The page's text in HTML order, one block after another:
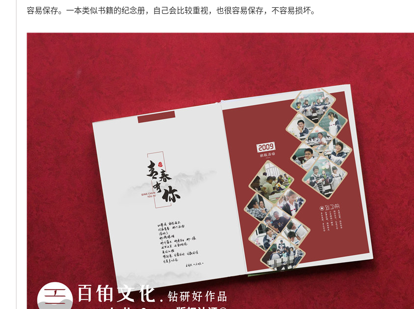
容易保存。一本类似书籍的纪念册，自己会比较重视，也很容易保存，不容易损坏。